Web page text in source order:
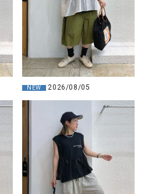
NEW 2026/08/05